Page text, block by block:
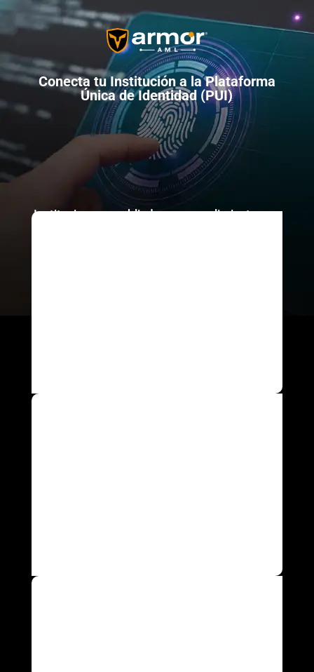
Conecta tu Institución a la Plataforma
Única de Identidad (PUI)
Instituciones que blindan su cumplimiento con